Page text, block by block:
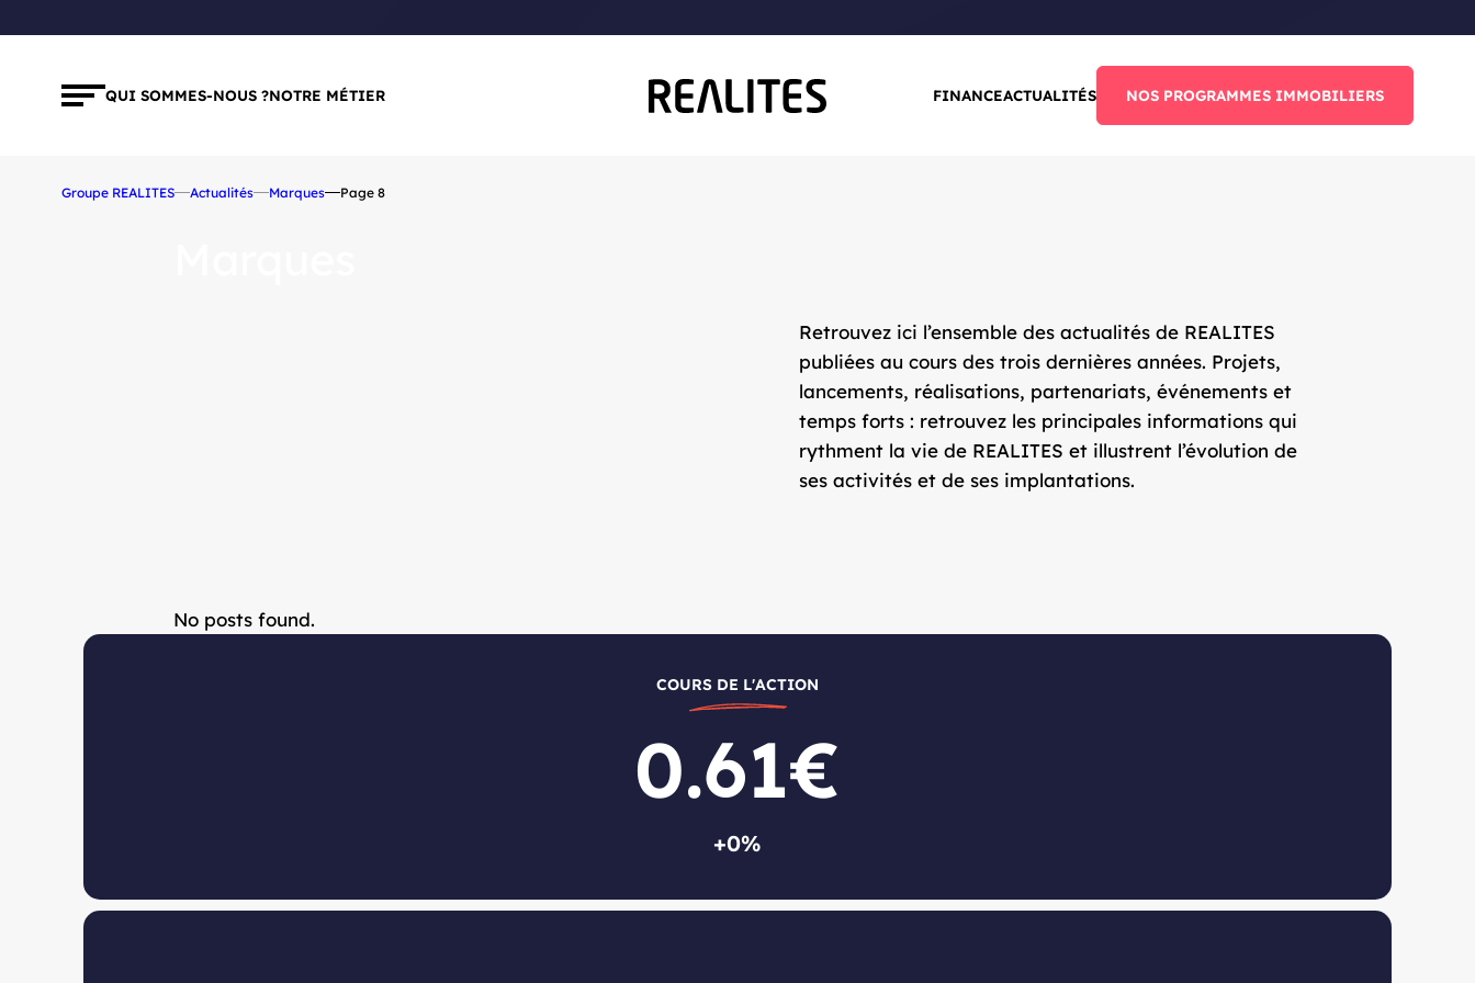
QUI SOMMES-NOUS ?NOTRE MÉTIER FINANCEACTUALITÉS NOS PROGRAMMES IMMOBILIERS
Groupe REALITES Actualités Marques Page 8
Retrouvez ici l’ensemble des actualités de REALITES
publiées au cours des trois dernières années. Projets,
lancements, réalisations, partenariats, événements et
temps forts : retrouvez les principales informations qui
rythment la vie de REALITES et illustrent l’évolution de
ses activités et de ses implantations.
No posts found.
COURS DE L'ACTION
0.61€
+0%